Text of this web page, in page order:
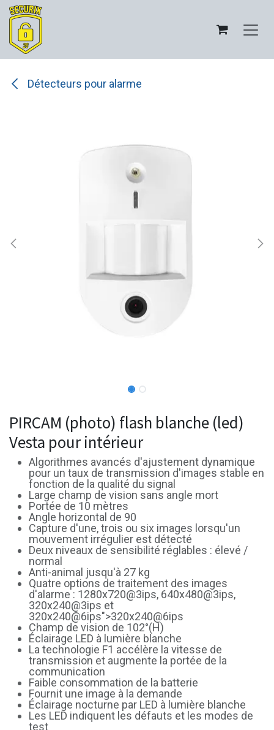
Se rendre au contenu
Détecteurs pour alarme
PIRCAM (photo) flash blanche (led)
Vesta pour intérieur
Algorithmes avancés d'ajustement dynamique
pour un taux de transmission d'images stable en
fonction de la qualité du signal
Large champ de vision sans angle mort
Portée de 10 mètres
Angle horizontal de 90
Capture d'une, trois ou six images lorsqu'un
mouvement irrégulier est détecté
Deux niveaux de sensibilité réglables : élevé /
normal
Anti-animal jusqu'à 27 kg
Quatre options de traitement des images
d'alarme : 1280x720@3ips, 640x480@3ips,
320x240@3ips et
320x240@6ips">320x240@6ips
Champ de vision de 102°(H)
Éclairage LED à lumière blanche
La technologie F1 accélère la vitesse de
transmission et augmente la portée de la
communication
Faible consommation de la batterie
Fournit une image à la demande
Éclairage nocturne par LED à lumière blanche
Les LED indiquent les défauts et les modes de
test